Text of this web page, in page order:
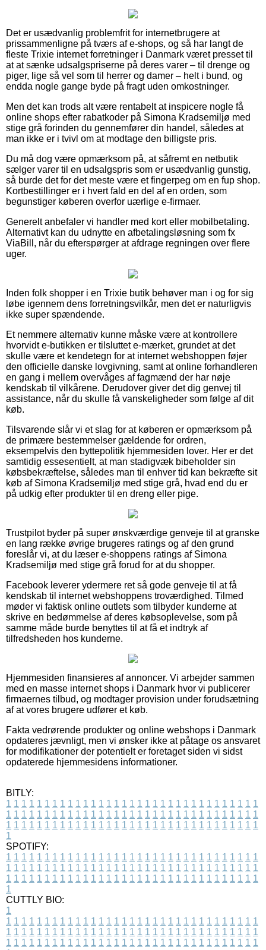
Det er usædvanlig problemfrit for internetbrugere at
prissammenligne på tværs af e-shops, og så har langt de
fleste Trixie internet forretninger i Danmark været presset til
at at sænke udsalgspriserne på deres varer – til drenge og
piger, lige så vel som til herrer og damer – helt i bund, og
endda nogle gange byde på fragt uden omkostninger.
Men det kan trods alt være rentabelt at inspicere nogle få
online shops efter rabatkoder på Simona Kradsemiljø med
stige grå forinden du gennemfører din handel, således at
man ikke er i tvivl om at modtage den billigste pris.
Du må dog være opmærksom på, at såfremt en netbutik
sælger varer til en udsalgspris som er usædvanlig gunstig,
så burde det for det meste være et fingerpeg om en fup shop.
Kortbestillinger er i hvert fald en del af en orden, som
begunstiger køberen overfor uærlige e-firmaer.
Generelt anbefaler vi handler med kort eller mobilbetaling.
Alternativt kan du udnytte en afbetalingsløsning som fx
ViaBill, når du efterspørger at afdrage regningen over flere
uger.
Inden folk shopper i en Trixie butik behøver man i og for sig
løbe igennem dens forretningsvilkår, men det er naturligvis
ikke super spændende.
Et nemmere alternativ kunne måske være at kontrollere
hvorvidt e-butikken er tilsluttet e-mærket, grundet at det
skulle være et kendetegn for at internet webshoppen føjer
den officielle danske lovgivning, samt at online forhandleren
en gang i mellem overvåges af fagmænd der har nøje
kendskab til vilkårene. Derudover giver det dig genvej til
assistance, når du skulle få vanskeligheder som følge af dit
køb.
Tilsvarende slår vi et slag for at køberen er opmærksom på
de primære bestemmelser gældende for ordren,
eksempelvis den byttepolitik hjemmesiden lover. Her er det
samtidig essesentielt, at man stadigvæk bibeholder sin
købsbekræftelse, således man til enhver tid kan bekræfte sit
køb af Simona Kradsemiljø med stige grå, hvad end du er
på udkig efter produkter til en dreng eller pige.
Trustpilot byder på super ønskværdige genveje til at granske
en lang række øvrige brugeres ratings og af den grund
foreslår vi, at du læser e-shoppens ratings af Simona
Kradsemiljø med stige grå forud for at du shopper.
Facebook leverer ydermere ret så gode genveje til at få
kendskab til internet webshoppens troværdighed. Tilmed
møder vi faktisk online outlets som tilbyder kunderne at
skrive en bedømmelse af deres købsoplevelse, som på
samme måde burde benyttes til at få et indtryk af
tilfredsheden hos kunderne.
Hjemmesiden finansieres af annoncer. Vi arbejder sammen
med en masse internet shops i Danmark hvor vi publicerer
firmaernes tilbud, og modtager provision under forudsætning
af at vores brugere udfører et køb.
Fakta vedrørende produkter og online webshops i Danmark
opdateres jævnligt, men vi ønsker ikke at påtage os ansvaret
for modifikationer der potentielt er foretaget siden vi sidst
opdaterede hjemmesidens informationer.
BITLY:
1 1 1 1 1 1 1 1 1 1 1 1 1 1 1 1 1 1 1 1 1 1 1 1 1 1 1 1 1 1 1 1 1
1 1 1 1 1 1 1 1 1 1 1 1 1 1 1 1 1 1 1 1 1 1 1 1 1 1 1 1 1 1 1 1 1
1 1 1 1 1 1 1 1 1 1 1 1 1 1 1 1 1 1 1 1 1 1 1 1 1 1 1 1 1 1 1 1 1
1
SPOTIFY:
1 1 1 1 1 1 1 1 1 1 1 1 1 1 1 1 1 1 1 1 1 1 1 1 1 1 1 1 1 1 1 1 1
1 1 1 1 1 1 1 1 1 1 1 1 1 1 1 1 1 1 1 1 1 1 1 1 1 1 1 1 1 1 1 1 1
1 1 1 1 1 1 1 1 1 1 1 1 1 1 1 1 1 1 1 1 1 1 1 1 1 1 1 1 1 1 1 1 1
1
CUTTLY BIO:
1
1 1 1 1 1 1 1 1 1 1 1 1 1 1 1 1 1 1 1 1 1 1 1 1 1 1 1 1 1 1 1 1 1
1 1 1 1 1 1 1 1 1 1 1 1 1 1 1 1 1 1 1 1 1 1 1 1 1 1 1 1 1 1 1 1 1
1 1 1 1 1 1 1 1 1 1 1 1 1 1 1 1 1 1 1 1 1 1 1 1 1 1 1 1 1 1 1 1 1